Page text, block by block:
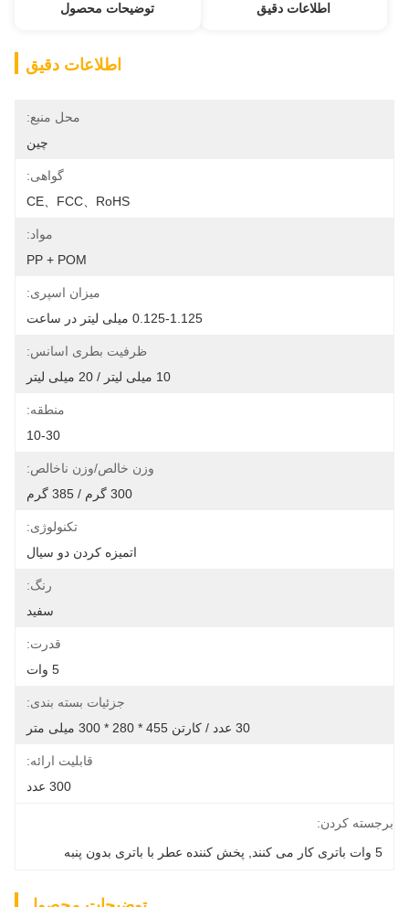
اطلاعات دقیق توضیحات محصول
اطلاعات دقیق
محل منبع:
چین
گواهی:
CE、FCC、RoHS
مواد:
PP + POM
میزان اسپری:
0.125-1.125 میلی لیتر در ساعت
ظرفیت بطری اسانس:
10 میلی لیتر / 20 میلی لیتر
منطقه:
10-30
وزن خالص/وزن ناخالص:
300 گرم / 385 گرم
تکنولوژی:
اتمیزه کردن دو سیال
رنگ:
سفید
قدرت:
5 وات
جزئیات بسته بندی:
30 عدد / کارتن 455 * 280 * 300 میلی متر
قابلیت ارائه:
300 عدد
برجسته کردن:
5 وات باتری کار می کنند
پخش کننده عطر با باتری بدون پنبه